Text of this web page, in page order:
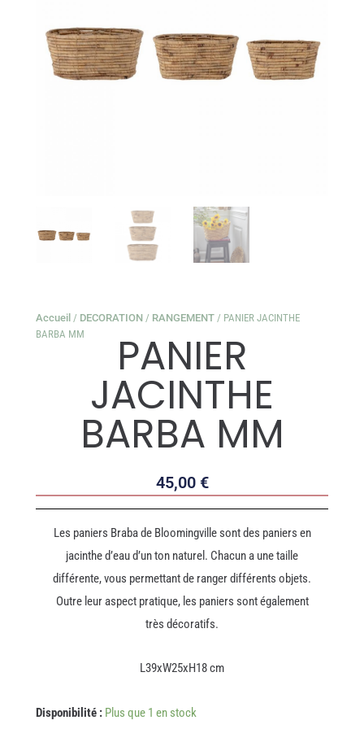
Accueil / DECORATION / RANGEMENT / PANIER JACINTHE
BARBA MM
PANIER
JACINTHE
BARBA MM
45,00 €
Les paniers Braba de Bloomingville sont des paniers en
jacinthe d’eau d’un ton naturel. Chacun a une taille
différente, vous permettant de ranger différents objets.
Outre leur aspect pratique, les paniers sont également
très décoratifs.
L39xW25xH18 cm
Disponibilité : Plus que 1 en stock
quantité